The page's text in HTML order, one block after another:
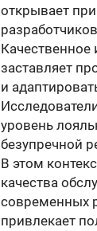
открывает
Качественное
заставляет
и
уровень
безупречной
В этом
качества
современных
привлекает